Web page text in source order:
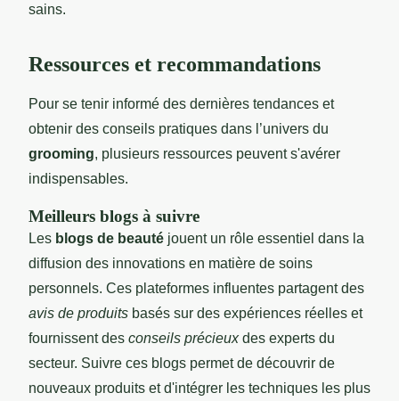
sains.
Ressources et recommandations
Pour se tenir informé des dernières tendances et
obtenir des conseils pratiques dans l’univers du
grooming, plusieurs ressources peuvent s'avérer
indispensables.
Meilleurs blogs à suivre
Les blogs de beauté jouent un rôle essentiel dans la
diffusion des innovations en matière de soins
personnels. Ces plateformes influentes partagent des
avis de produits basés sur des expériences réelles et
fournissent des conseils précieuxdes experts du
secteur. Suivre ces blogs permet de découvrir de
nouveaux produits et d'intégrer les techniques les plus